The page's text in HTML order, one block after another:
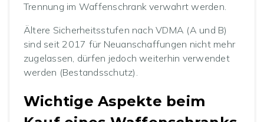
Trennung im Waffenschrank verwahrt werden.
Ältere Sicherheitsstufen nach VDMA (A und B)
sind seit 2017 für Neuanschaffungen nicht mehr
zugelassen, dürfen jedoch weiterhin verwendet
werden (Bestandsschutz).
Wichtige Aspekte beim